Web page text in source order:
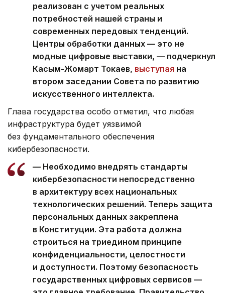
реализован с учетом реальных
потребностей нашей страны и
современных передовых тенденций.
Центры обработки данных — это не
модные цифровые выставки, — подчеркнул
Касым-Жомарт Токаев, выступая на
втором заседании Совета по развитию
искусственного интеллекта.
Глава государства особо отметил, что любая
инфраструктура будет уязвимой
без фундаментального обеспечения
кибербезопасности.
— Необходимо внедрять стандарты
кибербезопасности непосредственно
в архитектуру всех национальных
технологических решений. Теперь защита
персональных данных закреплена
в Конституции. Эта работа должна
строиться на триедином принципе
конфиденциальности, целостности
и доступности. Поэтому безопасность
государственных цифровых сервисов —